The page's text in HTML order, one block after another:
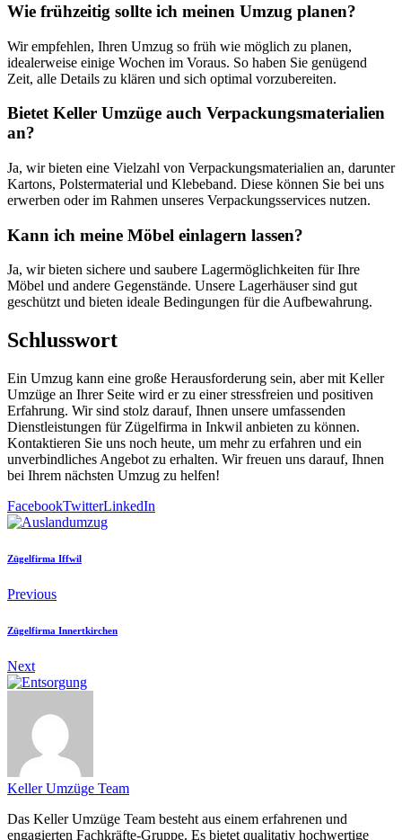
Wie frühzeitig sollte ich meinen Umzug planen?
Wir empfehlen, Ihren Umzug so früh wie möglich zu planen,
idealerweise einige Wochen im Voraus. So haben Sie genügend
Zeit, alle Details zu klären und sich optimal vorzubereiten.
Bietet Keller Umzüge auch Verpackungsmaterialien
an?
Ja, wir bieten eine Vielzahl von Verpackungsmaterialien an, darunter
Kartons, Polstermaterial und Klebeband. Diese können Sie bei uns
erwerben oder im Rahmen unseres Verpackungsservices nutzen.
Kann ich meine Möbel einlagern lassen?
Ja, wir bieten sichere und saubere Lagermöglichkeiten für Ihre
Möbel und andere Gegenstände. Unsere Lagerhäuser sind gut
geschützt und bieten ideale Bedingungen für die Aufbewahrung.
Schlusswort
Ein Umzug kann eine große Herausforderung sein, aber mit Keller
Umzüge an Ihrer Seite wird er zu einer stressfreien und positiven
Erfahrung. Wir sind stolz darauf, Ihnen unsere umfassenden
Dienstleistungen für Zügelfirma in Inkwil anbieten zu können.
Kontaktieren Sie uns noch heute, um mehr zu erfahren und ein
unverbindliches Angebot zu erhalten. Wir freuen uns darauf, Ihnen
bei Ihrem nächsten Umzug zu helfen!
FacebookTwitterLinkedIn
Zügelfirma Iffwil
Previous
Zügelfirma Innertkirchen
Next
Keller Umzüge Team
Das Keller Umzüge Team besteht aus einem erfahrenen und
engagierten Fachkräfte-Gruppe. Es bietet qualitativ hochwertige